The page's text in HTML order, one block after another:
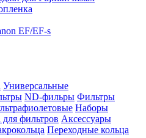
EF/EF-s
Универсальные
ND-фильры Фильтры
Наборы
фильтров Аксессуары
Переходные кольца